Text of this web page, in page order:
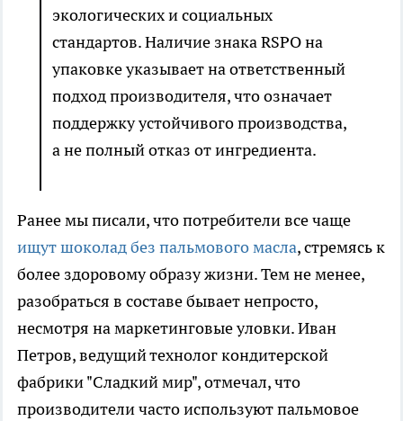
экологических и социальных
стандартов. Наличие знака RSPO на
упаковке указывает на ответственный
подход производителя, что означает
поддержку устойчивого производства,
а не полный отказ от ингредиента.
Ранее мы писали, что потребители все чаще
ищут шоколад без пальмового масла, стремясь к
более здоровому образу жизни. Тем не менее,
разобраться в составе бывает непросто,
несмотря на маркетинговые уловки. Иван
Петров, ведущий технолог кондитерской
фабрики "Сладкий мир", отмечал, что
производители часто используют пальмовое